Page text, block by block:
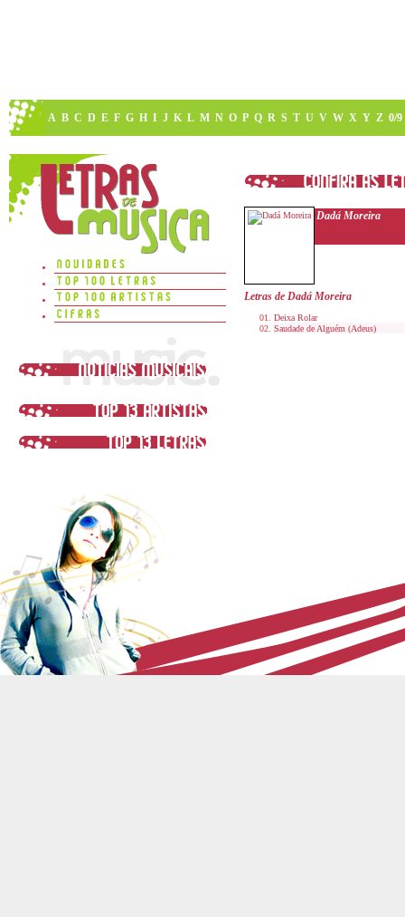
A B C D E F G H I J K L M N O P Q R S T U V W X Y Z 0/9
Dadá Moreira
Letras de Dadá Moreira
Deixa Rolar
Saudade de Alguém (Adeus)